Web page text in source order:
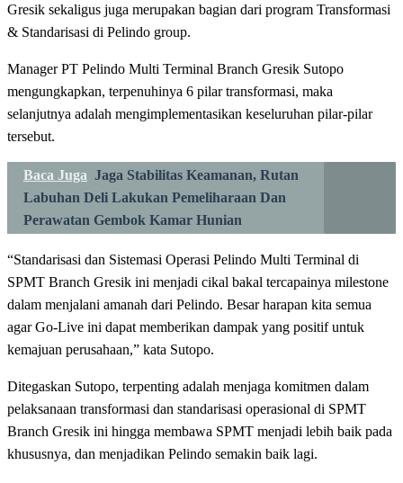
Gresik sekaligus juga merupakan bagian dari program Transformasi
& Standarisasi di Pelindo group.
Manager PT Pelindo Multi Terminal Branch Gresik Sutopo
mengungkapkan, terpenuhinya 6 pilar transformasi, maka
selanjutnya adalah mengimplementasikan keseluruhan pilar-pilar
tersebut.
Baca Juga Jaga Stabilitas Keamanan, Rutan
Labuhan Deli Lakukan Pemeliharaan Dan
Perawatan Gembok Kamar Hunian
“Standarisasi dan Sistemasi Operasi Pelindo Multi Terminal di
SPMT Branch Gresik ini menjadi cikal bakal tercapainya milestone
dalam menjalani amanah dari Pelindo. Besar harapan kita semua
agar Go-Live ini dapat memberikan dampak yang positif untuk
kemajuan perusahaan,” kata Sutopo.
Ditegaskan Sutopo, terpenting adalah menjaga komitmen dalam
pelaksanaan transformasi dan standarisasi operasional di SPMT
Branch Gresik ini hingga membawa SPMT menjadi lebih baik pada
khususnya, dan menjadikan Pelindo semakin baik lagi.